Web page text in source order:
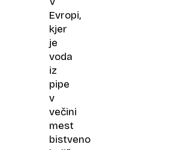
Evropi,
kjer
je
voda
iz
pipe
v
večini
mest
bistveno